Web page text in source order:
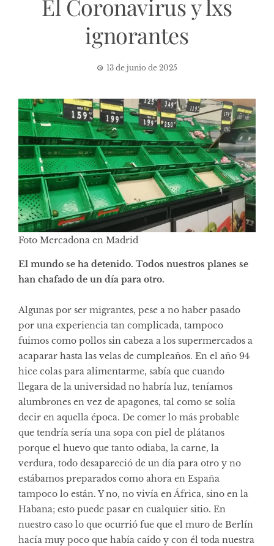
El Coronavirus y lxs
ignorantes
13 de junio de 2025
Foto Mercadona en Madrid
El mundo se ha detenido. Todos nuestros planes se
han chafado de un día para otro.
Algunas por ser migrantes, pese a no haber pasado
por una experiencia tan complicada, tampoco
fuimos como pollos sin cabeza a los supermercados a
acaparar hasta las velas de cumpleaños. En el año 94
hice colas para alimentarme, sabía que cuando
llegara de la universidad no habría luz, teníamos
alumbrones en vez de apagones, tal como se solía
decir en aquella época. De comer lo más probable
que tendría sería una sopa con piel de plátanos
porque el huevo que tanto odiaba, la carne, la
verdura, todo desapareció de un día para otro y no
estábamos preparados como ahora en España
tampoco lo están. Y no, no vivía en África, sino en la
Habana; esto puede pasar en cualquier sitio. En
nuestro caso lo que ocurrió fue que el muro de Berlín
hacía muy poco que había caído y con él toda nuestra